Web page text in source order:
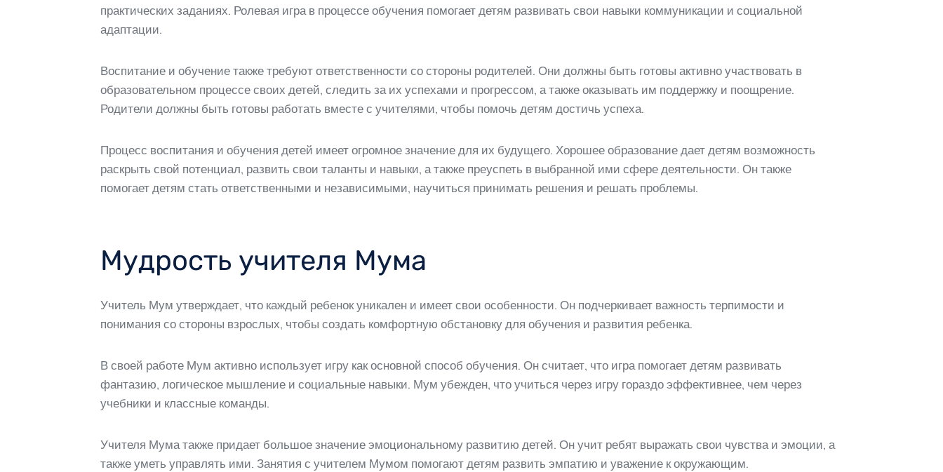
практических заданиях. Ролевая игра в процессе обучения помогает детям развивать свои навыки коммуникации и социальной
адаптации.
Воспитание и обучение также требуют ответственности со стороны родителей. Они должны быть готовы активно участвовать в
образовательном процессе своих детей, следить за их успехами и прогрессом, а также оказывать им поддержку и поощрение.
Родители должны быть готовы работать вместе с учителями, чтобы помочь детям достичь успеха.
Процесс воспитания и обучения детей имеет огромное значение для их будущего. Хорошее образование дает детям возможность
раскрыть свой потенциал, развить свои таланты и навыки, а также преуспеть в выбранной ими сфере деятельности. Он также
помогает детям стать ответственными и независимыми, научиться принимать решения и решать проблемы.
Мудрость учителя Мума
Учитель Мум утверждает, что каждый ребенок уникален и имеет свои особенности. Он подчеркивает важность терпимости и
понимания со стороны взрослых, чтобы создать комфортную обстановку для обучения и развития ребенка.
В своей работе Мум активно использует игру как основной способ обучения. Он считает, что игра помогает детям развивать
фантазию, логическое мышление и социальные навыки. Мум убежден, что учиться через игру гораздо эффективнее, чем через
учебники и классные команды.
Учителя Мума также придает большое значение эмоциональному развитию детей. Он учит ребят выражать свои чувства и эмоции, а
также уметь управлять ими. Занятия с учителем Мумом помогают детям развить эмпатию и уважение к окружающим.